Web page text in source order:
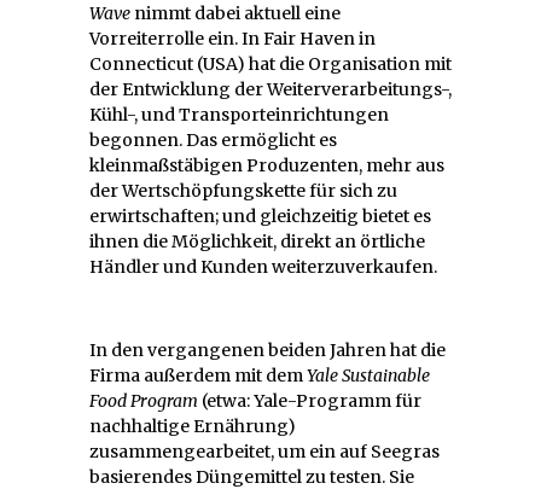
Wave nimmt dabei aktuell eine
Vorreiterrolle ein. In Fair Haven in
Connecticut (USA) hat die Organisation mit
der Entwicklung der Weiterverarbeitungs-,
Kühl-, und Transporteinrichtungen
begonnen. Das ermöglicht es
kleinmaßstäbigen Produzenten, mehr aus
der Wertschöpfungskette für sich zu
erwirtschaften; und gleichzeitig bietet es
ihnen die Möglichkeit, direkt an örtliche
Händler und Kunden weiterzuverkaufen.
In den vergangenen beiden Jahren hat die
Firma außerdem mit demYale Sustainable
Food Program (etwa: Yale-Programm für
nachhaltige Ernährung)
zusammengearbeitet, um ein auf Seegras
basierendes Düngemittel zu testen. Sie